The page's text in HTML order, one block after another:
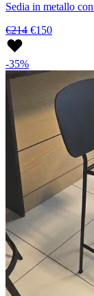
Sedia in metallo
€214 €150
-35%